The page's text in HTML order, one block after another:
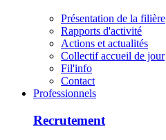
Présentation de la filière
Rapports d'activité
Actions et actualités
Collectif accueil de jour
Fil'info
Contact
Professionnels
Recrutement